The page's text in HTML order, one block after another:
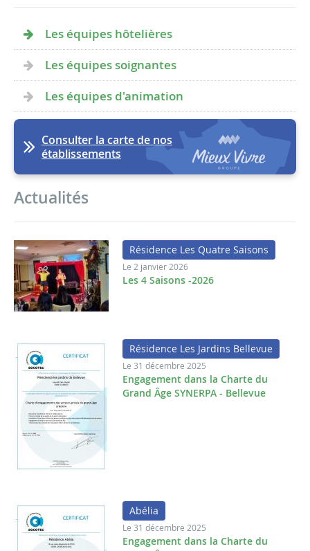
Les équipes hôtelières
Les équipes soignantes
Les équipes d'animation
Consulter la carte de nos
établissements
Actualités
Résidence Les Quatre Saisons
Le 2 janvier 2026
Les 4 Saisons -2026
Résidence Les Jardins Bellevue
Le 31 décembre 2025
Engagement dans la Charte du
Grand Âge SYNERPA - Bellevue
Abélia
Le 31 décembre 2025
Engagement dans la Charte du